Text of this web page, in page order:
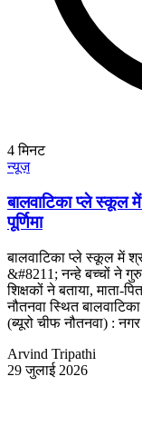
4मिनट
न्यूज़
बालवाटिका प्ले स्कूल
पूर्णिमा
बालवाटिका प्ले स्कूल में
&#8211; नन्हे बच्चों ने
शिक्षकों ने बताया, माता-
नौतनवा स्थित
(ब्यूरो चीफ नौतनवा) :
Arvind Tripathi
29 जुलाई 2026